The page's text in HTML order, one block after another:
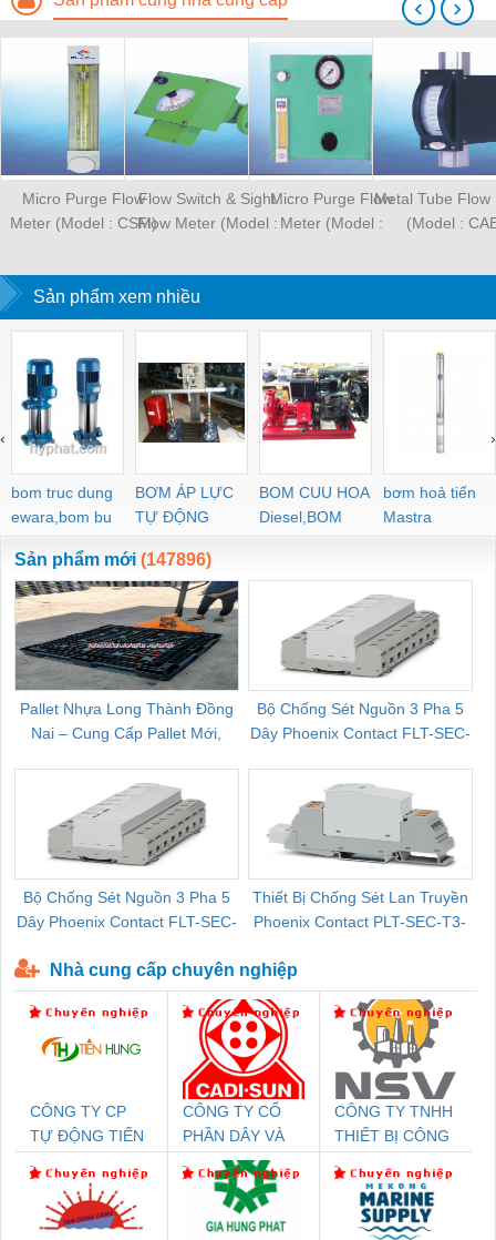
Micro Purge Flow
Meter (Model : CSM)
Flow Switch & Sight
Flow Meter (Model :
Micro Purge Flow
Meter (Model :
Metal Tube Flow
(Model :
‹ ›
Sản phẩm xem nhiều
bom truc dung
ewara,bom bu
ewara
BƠM ÁP LỰC
TỰ ĐỘNG
BOM CUU HOA
Diesel,BOM
CHUA CHAY
bơm hoả tiển
Mastra
‹ ›
Sản phẩm mới (147896)
Pallet Nhựa Long Thành Đồng
Nai – Cung Cấp Pallet Mới,
Bộ Chống Sét Nguồn 3 Pha 5
Dây Phoenix Contact FLT-SEC-
Bộ Chống Sét Nguồn 3 Pha 5
Dây Phoenix Contact FLT-SEC-
Thiết Bị Chống Sét Lan Truyền
Phoenix Contact PLT-SEC-T3-
Nhà cung cấp chuyên nghiệp
CÔNG TY CP
TỰ ĐỘNG TIẾN
CÔNG TY CỔ
PHẦN DÂY VÀ
CÁP ĐIỆN
THƯỢNG ĐÌNH
CÔNG TY TNHH
THIẾT BỊ CÔNG
SETSUBI VIỆT
NAM